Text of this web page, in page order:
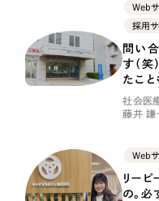
ポータルサイ
LP（ランディン
キャンペーン
ブランディング
（1件）
お客様インタビュー
Web
採用サ
問い
す（
たこと
社会医
藤井 謙
Web
リー
の。